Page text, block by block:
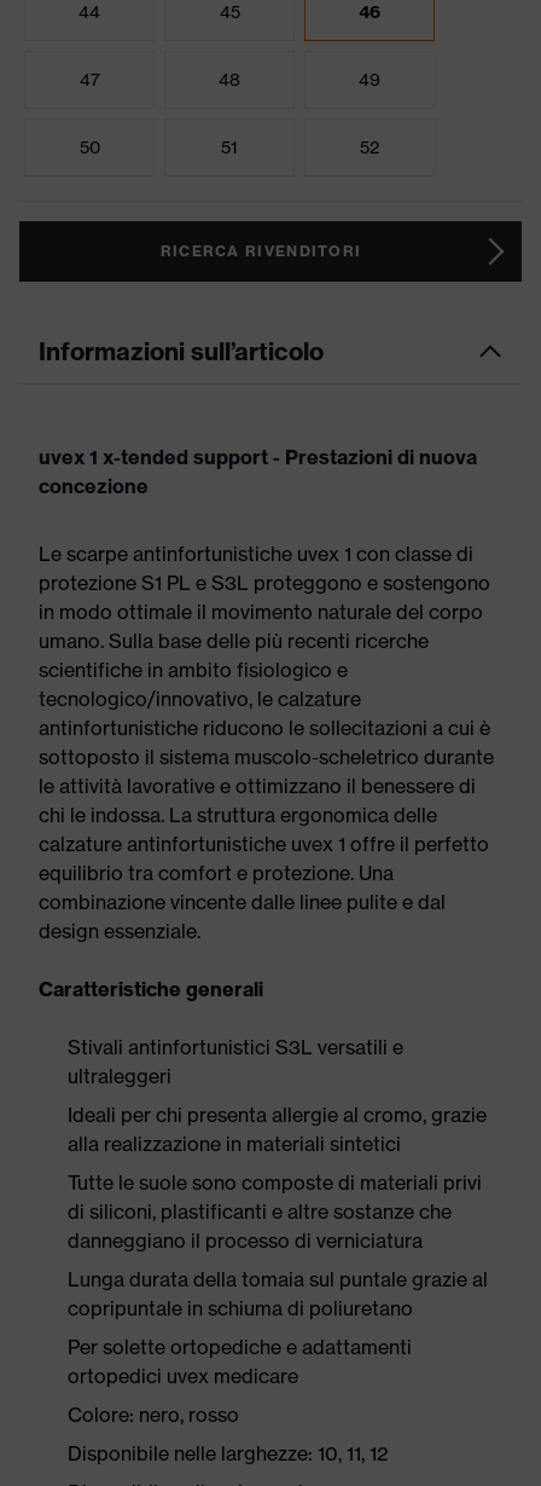
44 45 46
47 48 49
50 51 52
RICERCA RIVENDITORI
Informazioni sull’articolo
uvex 1 x-tended support - Prestazioni di nuova
concezione
Le scarpe antinfortunistiche uvex 1 con classe di
protezione S1 PL e S3L proteggono e sostengono
in modo ottimale il movimento naturale del corpo
umano. Sulla base delle più recenti ricerche
scientifiche in ambito fisiologico e
tecnologico/innovativo, le calzature
antinfortunistiche riducono le sollecitazioni a cui è
sottoposto il sistema muscolo-scheletrico durante
le attività lavorative e ottimizzano il benessere di
chi le indossa. La struttura ergonomica delle
calzature antinfortunistiche uvex 1 offre il perfetto
equilibrio tra comfort e protezione. Una
combinazione vincente dalle linee pulite e dal
design essenziale.
Caratteristiche generali
Stivali antinfortunistici S3L versatili e
ultraleggeri
Ideali per chi presenta allergie al cromo, grazie
alla realizzazione in materiali sintetici
Tutte le suole sono composte di materiali privi
di siliconi, plastificanti e altre sostanze che
danneggiano il processo di verniciatura
Lunga durata della tomaia sul puntale grazie al
copripuntale in schiuma di poliuretano
Per solette ortopediche e adattamenti
ortopedici uvex medicare
Colore: nero, rosso
Disponibile nelle larghezze: 10, 11, 12